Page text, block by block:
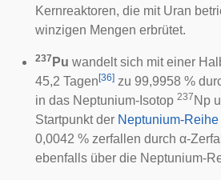
Kernreaktoren, die mit Uran
winzigen Mengen erbrütet.
237 Pu wandelt sich mit einer
45,2 Tagen [36] zu 99,9958 %
in das Neptunium-Isotop 237 Np
Startpunkt der Neptunium-Reihe
0,0042 % zerfallen durch α-
ebenfalls über die Neptunium-